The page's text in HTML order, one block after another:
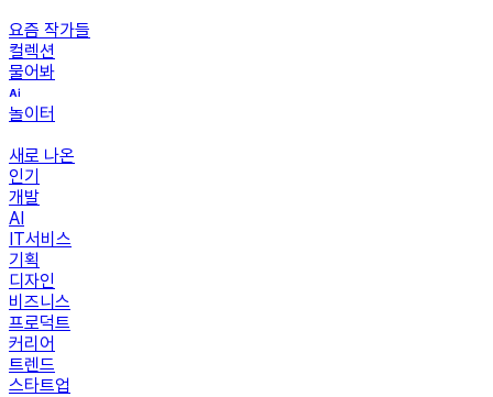
요즘 작가들
컬렉션
물어봐
놀이터
새로 나온
인기
개발
AI
IT서비스
기획
디자인
비즈니스
프로덕트
커리어
트렌드
스타트업